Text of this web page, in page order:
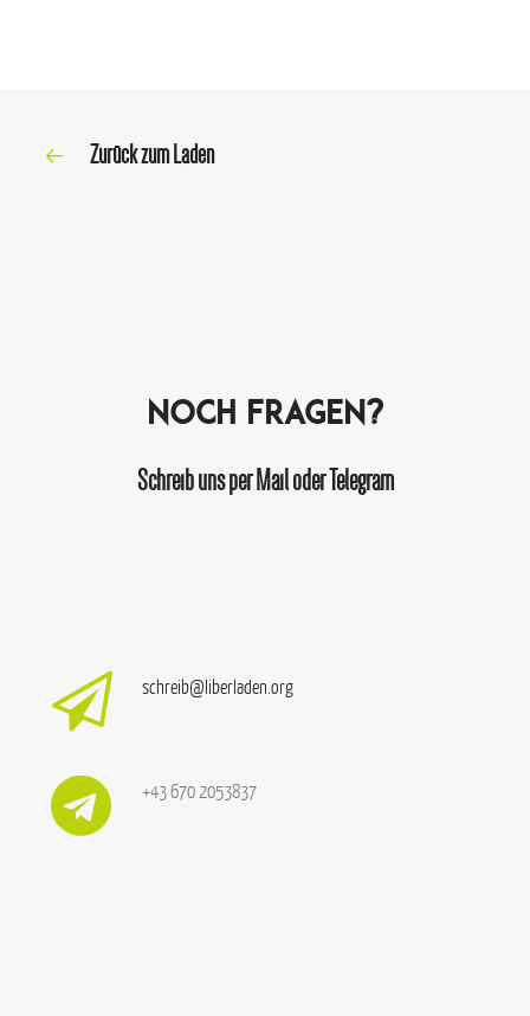
Zurück zum Laden
Noch Fragen?
Schreib uns per Mail oder Telegram
schreib@liberladen.org
+43 670 2053837